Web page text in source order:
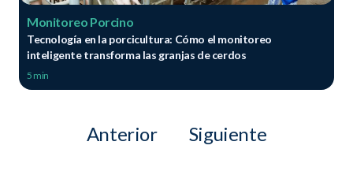
Monitoreo Porcino
Tecnología en la porcicultura: Cómo el monitoreo
inteligente transforma las granjas de cerdos
5 min
Anterior Siguiente